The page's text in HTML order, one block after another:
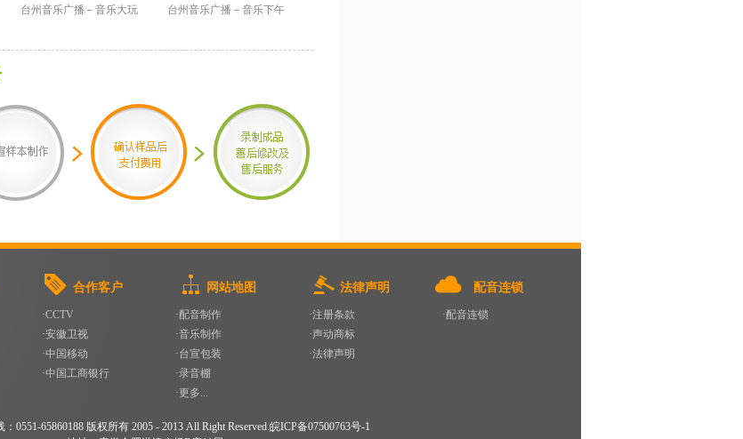
奥运龙虎榜
台州音乐广播－音乐大玩 台州音乐广播－音乐下午
合作客户
·CCTV
·安徽卫视
·中国移动
·中国工商银行
网站地图
·配音制作
·音乐制作
·台宣包装
·录音棚
·更多...
法律声明
·注册条款
·声动商标
·法律声明
配音连锁
·配音连锁
0551-65860188 版权所有 2005 - 2013 All Right Reserved.皖ICP备07500763号-1